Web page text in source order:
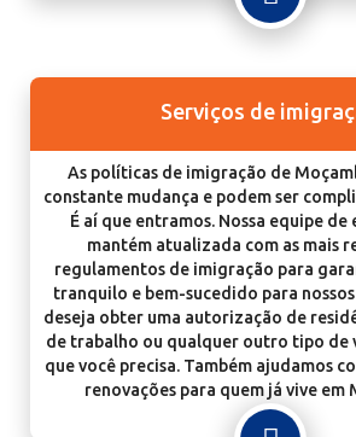
Serviços de
As políticas de imigração de
constante mudança e podem ser
É aí que entramos. Nossa equipe de
mantém atualizada com as mais
regulamentos de imigração para
tranquilo e bem-sucedido para
deseja obter uma autorização de
de trabalho ou qualquer outro tipo de
que você precisa. Também ajudamos
renovações para quem já vive em